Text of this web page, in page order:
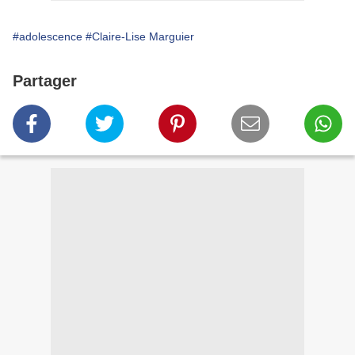
#adolescence #Claire-Lise Marguier
Partager